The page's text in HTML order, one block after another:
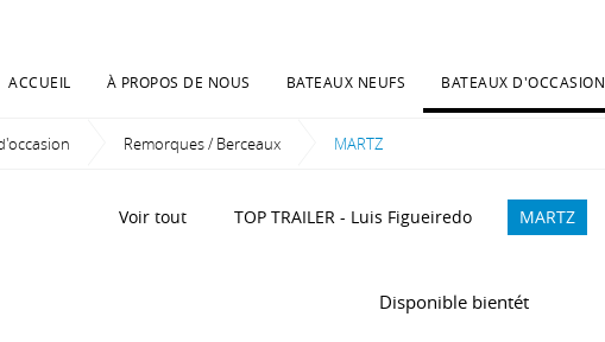
ACCUEIL À PROPOS DE NOUS BATEAUX NEUFS BATEAUX D'OCCASION
Remorques / Berceaux Current:
MARTZ
Voir tout TOP TRAILER - Luis Figueiredo MARTZ
Disponible bientét